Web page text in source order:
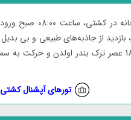
صرف صبحانه در
بازدید از جاذبه‌های طبیعی و بی
ساعت 18:00 عصر ترک بندر اولدن و حرکت به
تورهای آپشنال کشتی